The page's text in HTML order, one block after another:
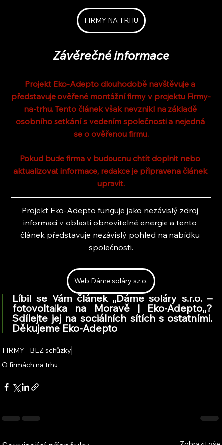
FIRMY NA TRHU
Závěrečné informace
Projekt Eko-Adepto dlouhodobě navštěvuje a
představuje ověřené montážní firmy v projektu Firmy-
na-trhu. Tento článek však nevznikl na základě
osobního setkání s vedením společnosti a nejedná
se o ověřenou firmu.
Pokud bude firma v budoucnu chtít doplnit nebo
aktualizovat informace, redakce je připravena článek
upravit.
Projekt Eko-Adepto funguje jako nezávislý zdroj
informací v oblasti obnovitelné energie a tento
článek představuje nezávislý pohled na nabídku
společnosti.
Web Dáme soláry s.r.o.
Líbil se Vám článek ,,Dáme soláry s.r.o. –
fotovoltaika na Moravě | Eko-Adepto,,?
Sdílejte jej na sociálních sítích s ostatními.
Děkujeme Eko-Adepto
FIRMY - BEZ schůzky
O firmách na trhu